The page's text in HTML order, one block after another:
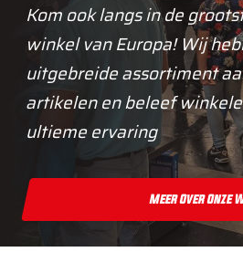
Kom ook langs in de
winkel van Europa! Wij
uitgebreide assortiment
artikelen en beleef
ultieme ervaring
Meer Over Onze